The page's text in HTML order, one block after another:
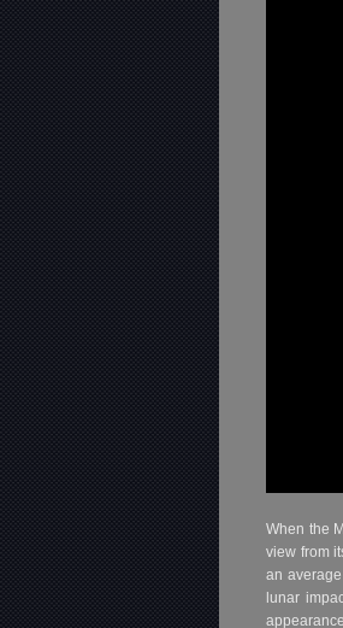
When the
view from
an
lunar